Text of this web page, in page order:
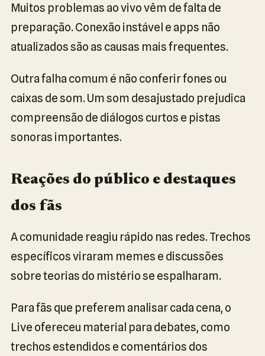
Muitos problemas ao vivo vêm de falta de
preparação. Conexão instável e apps não
atualizados são as causas mais frequentes.
Outra falha comum é não conferir fones ou
caixas de som. Um som desajustado prejudica
compreensão de diálogos curtos e pistas
sonoras importantes.
Reações do público e destaques
dos fãs
A comunidade reagiu rápido nas redes. Trechos
específicos viraram memes e discussões
sobre teorias do mistério se espalharam.
Para fãs que preferem analisar cada cena, o
Live ofereceu material para debates, como
trechos estendidos e comentários dos